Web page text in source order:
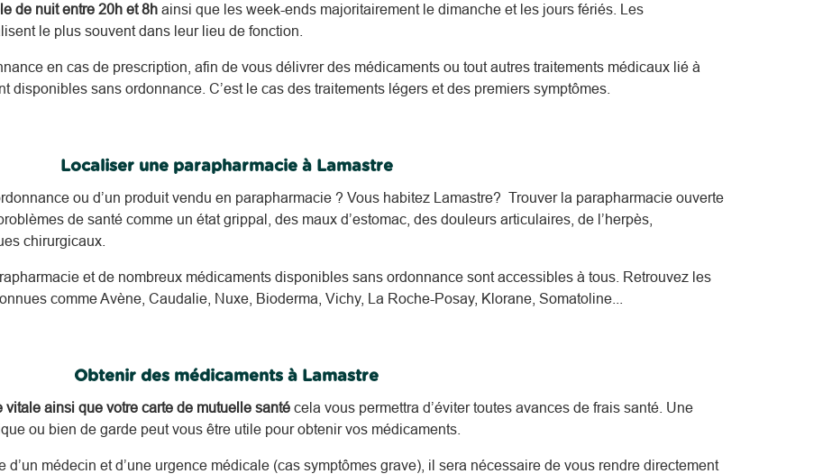
de nuit entre 20h et 8h ainsi que les week-ends majoritairement le dimanche et les jours fériés. Les
le plus souvent dans leur lieu de fonction.
en cas de prescription, afin de vous délivrer des médicaments ou tout autres traitements médicaux lié à
disponibles sans ordonnance. C’est le cas des traitements légers et des premiers symptômes.
Localiser une parapharmacie à Lamastre
ou d’un produit vendu en parapharmacie ? Vous habitez Lamastre? Trouver la parapharmacie ouverte
de santé comme un état grippal, des maux d’estomac, des douleurs articulaires, de l’herpès,
chirurgicaux.
et de nombreux médicaments disponibles sans ordonnance sont accessibles à tous. Retrouvez les
comme Avène, Caudalie, Nuxe, Bioderma, Vichy, La Roche-Posay, Klorane, Somatoline...
Obtenir des médicaments à Lamastre
ainsi que votre carte de mutuelle santé cela vous permettra d’éviter toutes avances de frais santé. Une
ou bien de garde peut vous être utile pour obtenir vos médicaments.
médecin et d’une urgence médicale (cas symptômes grave), il sera nécessaire de vous rendre directement